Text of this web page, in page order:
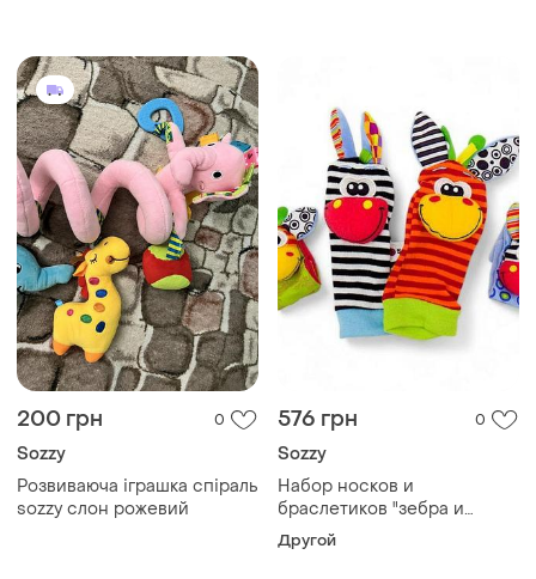
200 грн 0
Sozzy
Розвиваюча іграшка спіраль
sozzy слон рожевий
576 грн 0
Sozzy
Набор носков и
браслетиков "зебра и
жираф".
Другой